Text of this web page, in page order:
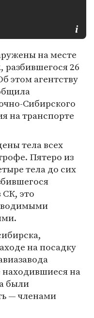
на месте
26
этом агентству
Сибирского
на транспорте
тела всех
Пятеро из
тела до сих
СК, это
на посадку
находившиеся на
были
— членами